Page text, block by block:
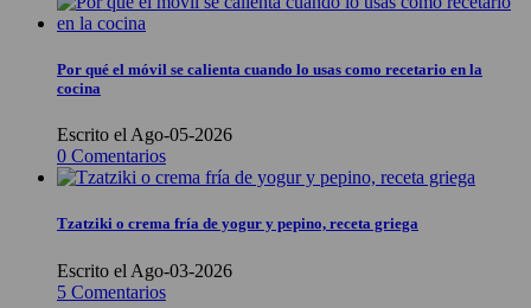
Por qué el móvil se calienta cuando lo usas como recetario en la
cocina
Escrito el Ago-05-2026
0 Comentarios
Tzatziki o crema fría de yogur y pepino, receta griega
Escrito el Ago-03-2026
5 Comentarios